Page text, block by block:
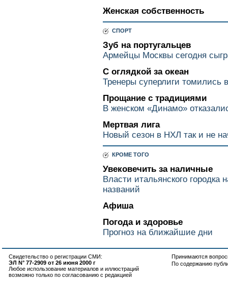
Женская собственность
СПОРТ
Зуб на португальцев
Армейцы Москвы сегодня
С оглядкой за океан
Тренеры суперлиги томились
Прощание с традициями
В женском «Динамо»
Мертвая лига
Новый сезон в НХЛ так и не
КРОМЕ ТОГО
Увековечить за наличные
Власти итальянского
названий
Афиша
Погода и здоровье
Прогноз на ближайшие дни
Свидетельство о регистрации СМИ:
ЭЛ N° 77-2909 от 26 июня 2000 г
Любое использование материалов и иллюстраций
возможно только по согласованию с редакцией
Принимаются
По содержанию